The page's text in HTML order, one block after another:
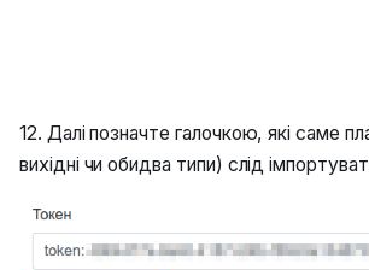
12. Далі позначте галочкою, які саме
вихідні чи обидва типи) слід